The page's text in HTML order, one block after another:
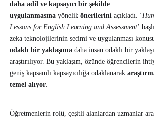
daha adil ve kapsayıcı bir şekilde
uygulanmasına yönelik önerilerini açıkladı. ‘
Lessons for English Learning and Assessment’
zeka teknolojilerinin seçimi ve uygulanması
odaklı bir yaklaşıma daha insan odaklı bir
araştırılıyor. Bu yaklaşım, özünde öğrencilerin
geniş kapsamlı kapsayıcılığa odaklanarak
temel alıyor.
Öğretmenlerin rolü, çeşitli alanlardan uzmanlar